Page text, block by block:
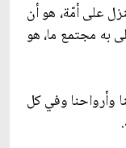
على أمّة، هو أن
به مجتمع ما، هو
وأرواحنا وفي كل